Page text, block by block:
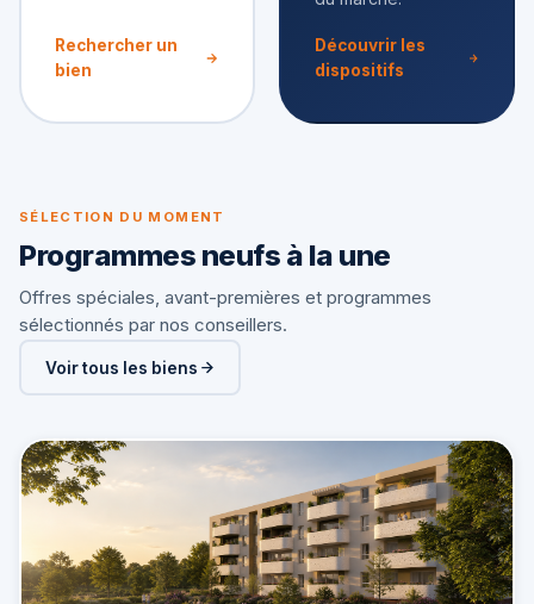
Rechercher un
bien
Découvrir les
dispositifs
SÉLECTION DU MOMENT
Programmes neufs à la une
Offres spéciales, avant-premières et programmes
sélectionnés par nos conseillers.
Voir tous les biens
Offre